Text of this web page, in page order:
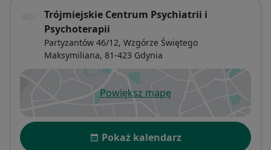
Trójmiejskie Centrum Psychiatrii i
Psychoterapii
Partyzantów 46/12, Wzgórze Świętego
Maksymiliana, 81-423 Gdynia
Powiększ mapęotwiera się w nowej karcie
Dostępność
Pokaż kalendarz